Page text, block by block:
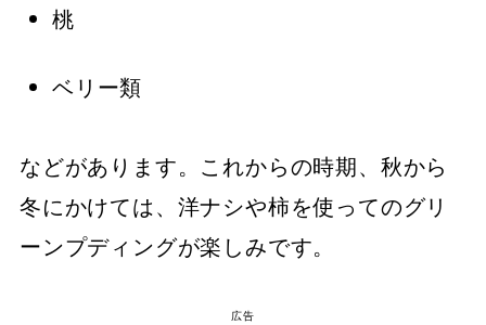
桃
ベリー類
などがあります。これからの時期、秋から
冬にかけては、洋ナシや柿を使ってのグリ
ーンプディングが楽しみです。
広告